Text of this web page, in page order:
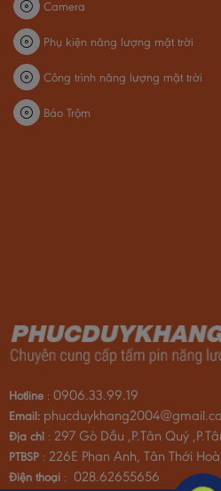
Hotline : 0906.33.99.19
Email:
Địa chỉ : 297 Gò Dầu ,P.Tân Quý
PTBSP : 226E Phan Anh, Tân Thới
Điện thoại : 028.62655656
Camera
Phụ kiện năng lượng mặt trời
Công trình năng lượng mặt trời
Báo Trộm